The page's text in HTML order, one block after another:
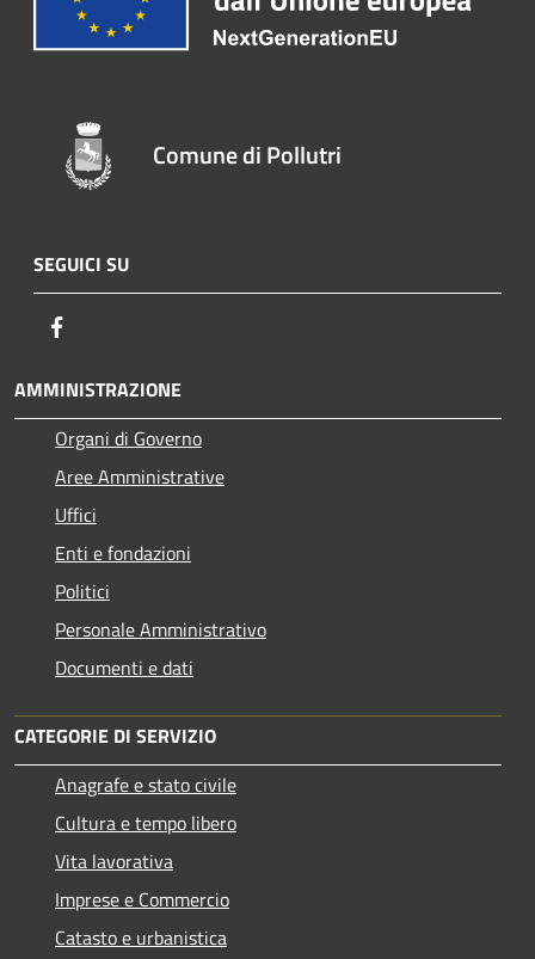
Comune di Pollutri
SEGUICI SU
AMMINISTRAZIONE
Organi di Governo
Aree Amministrative
Uffici
Enti e fondazioni
Politici
Personale Amministrativo
Documenti e dati
CATEGORIE DI SERVIZIO
Anagrafe e stato civile
Cultura e tempo libero
Vita lavorativa
Imprese e Commercio
Catasto e urbanistica